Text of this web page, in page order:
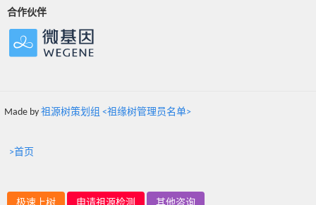
合作伙伴
Made by 祖源树策划组 <祖缘树管理员名单>
>首页